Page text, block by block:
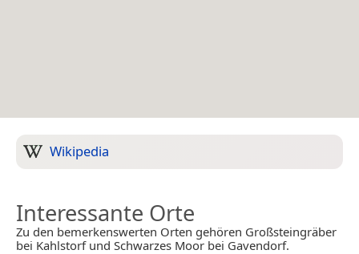
Wikipedia
Interessante Orte
Zu den bemerkenswerten Orten gehören Großsteingräber
bei Kahlstorf und Schwarzes Moor bei Gavendorf.